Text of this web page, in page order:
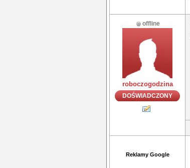
offline
roboczogodzina
DOŚWIADCZONY
Reklamy Google